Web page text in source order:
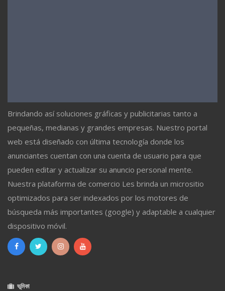
Brindando así soluciones gráficas y publicitarias tanto a
pequeñas, medianas y grandes empresas. Nuestro portal
web está diseñado con última tecnología donde los
anunciantes cuentan con una cuenta de usuario para que
pueden editar y actualizar su anuncio personal mente.
Nuestra plataforma de comercio Les brinda un micrositio
optimizados para ser indexados por los motores de
búsqueda más importantes (google) y adaptable a cualquier
dispositivo móvil.
ভূমিকা